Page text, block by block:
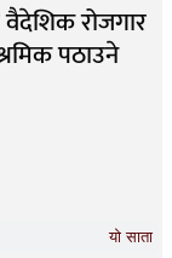
यो साता
रोजगार
पठाउने